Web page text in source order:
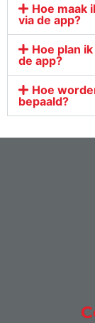
Hoe maak
via de app?
Hoe plan
de app?
Hoe
bepaald?